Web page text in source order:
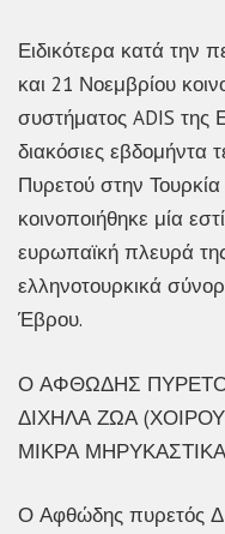
Ειδικότερα κατά την
και 21 Νοεμβρίου
συστήματος ADIS της
διακόσιες εβδομήντα
Πυρετού στην
κοινοποιήθηκε μία
ευρωπαϊκή πλευρά
ελληνοτουρκικά
Έβρου.
Ο ΑΦΘΩΔΗΣ
ΔΙΧΗΛΑ ΖΩΑ
ΜΙΚΡΑ
Ο Αφθώδης πυρετός